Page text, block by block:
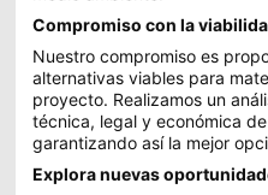
Compromiso con la
Nuestro compromiso es
alternativas viables para
proyecto. Realizamos un
técnica, legal y económica
garantizando así la mejor
Explora nuevas